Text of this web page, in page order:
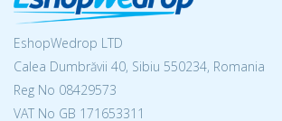
EshopWedrop LTD
Calea Dumbrăvii 40, Sibiu 550234, Romania
Reg No 08429573
VAT No GB 171653311